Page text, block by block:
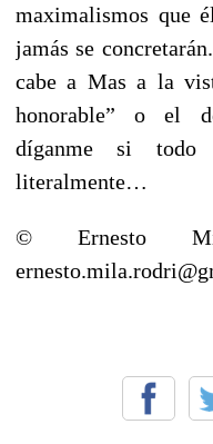
maximalismos que
jamás se
cabe a Mas a la
honorable” o el
díganme si
literalmente…
© Ernesto